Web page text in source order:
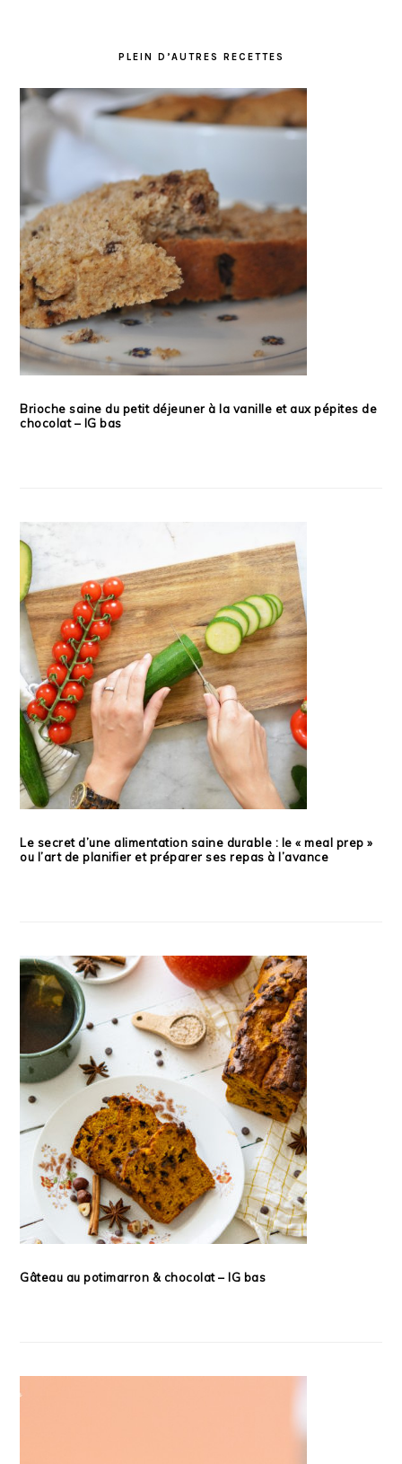
PLEIN D’AUTRES RECETTES
Brioche saine du petit déjeuner à la vanille et aux pépites de
chocolat – IG bas
Le secret d’une alimentation saine durable : le « meal prep »
ou l’art de planifier et préparer ses repas à l’avance
Gâteau au potimarron & chocolat – IG bas